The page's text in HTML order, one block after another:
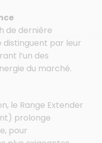
de dernière
distinguent par leur
l’un des
du marché.
le Range Extender
prolonge
pour